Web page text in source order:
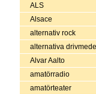
ALS
Alsace
alternativ rock
alternativa drivmedel
Alvar Aalto
amatörradio
amatörteater